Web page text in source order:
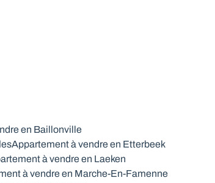
en Baillonville
Appartement à vendre en Etterbeek
à vendre en Laeken
à vendre en Marche-En-Famenne